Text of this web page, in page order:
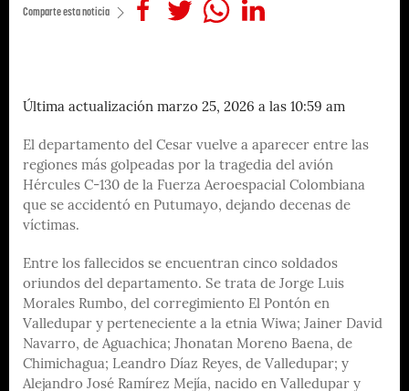
Comparte esta noticia
Última actualización marzo 25, 2026 a las 10:59 am
El departamento del Cesar vuelve a aparecer entre las
regiones más golpeadas por la tragedia del avión
Hércules C-130 de la Fuerza Aeroespacial Colombiana
que se accidentó en Putumayo, dejando decenas de
víctimas.
Entre los fallecidos se encuentran cinco soldados
oriundos del departamento. Se trata de Jorge Luis
Morales Rumbo, del corregimiento El Pontón en
Valledupar y perteneciente a la etnia Wiwa; Jainer David
Navarro, de Aguachica; Jhonatan Moreno Baena, de
Chimichagua; Leandro Díaz Reyes, de Valledupar; y
Alejandro José Ramírez Mejía, nacido en Valledupar y